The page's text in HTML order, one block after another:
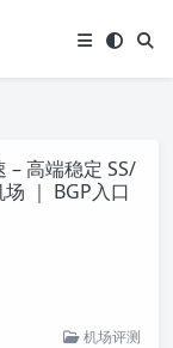
– 高端稳定 SS/
｜ BGP入口
机场评测